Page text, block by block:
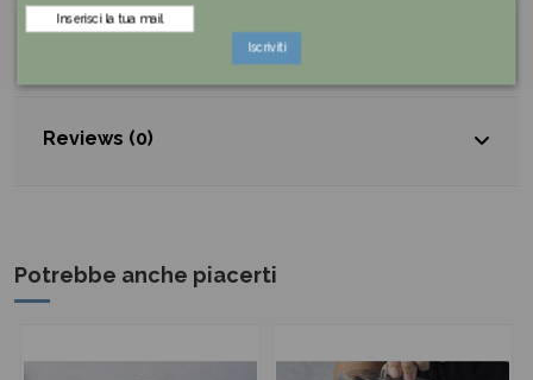
Dettagli del prodotto
Reviews (0)
Potrebbe anche piacerti
Iscriviti